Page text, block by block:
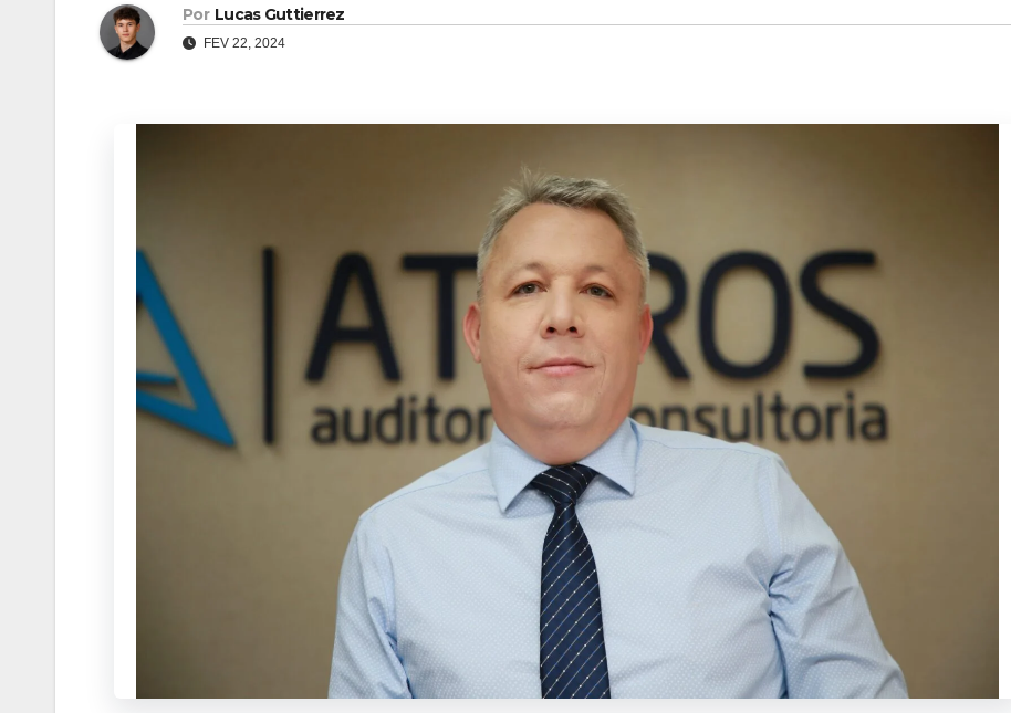
Por Lucas Guttierrez
FEV 22, 2024